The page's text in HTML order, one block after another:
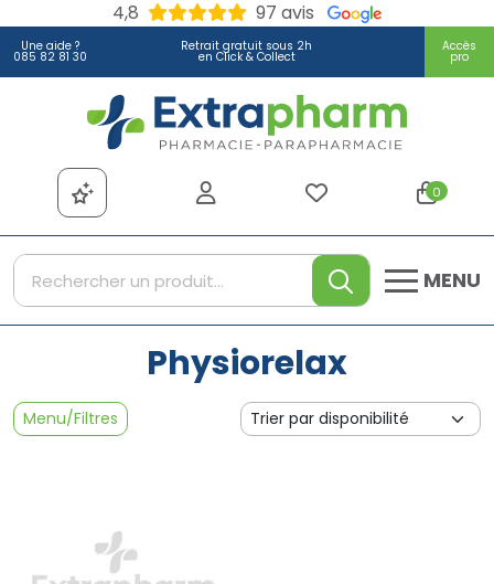
4,8 97 avis
Une aide ?
085 82 81 30
Retrait gratuit sous 2h
en Click & Collect
Accès
pro
Extrapharm Votre
0
MENU
Physiorelax
Menu/Filtres